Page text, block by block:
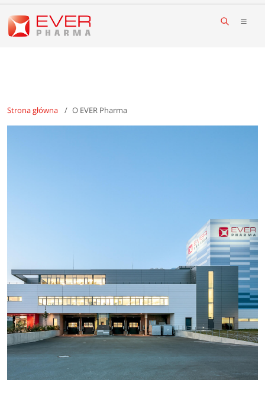
Strona główna O EVER Pharma